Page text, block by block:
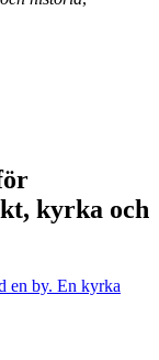
kyrka och